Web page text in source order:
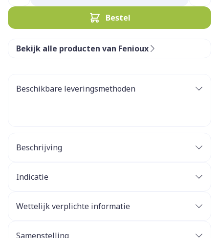
Bestel
Bekijk alle producten van Fenioux
Beschikbare leveringsmethoden
Beschrijving
Indicatie
Wettelijk verplichte informatie
Samenstelling